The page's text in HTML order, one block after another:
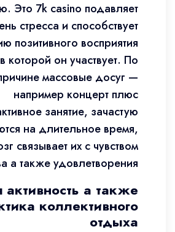
Это 7k casino подавляет
стресса и способствует
позитивного восприятия
которой он участвует. По
массовые досуг —
например концерт плюс
занятие, зачастую
на длительное время,
связывает их с чувством
а также удовлетворения.
активность а также
коллективного
отдыха